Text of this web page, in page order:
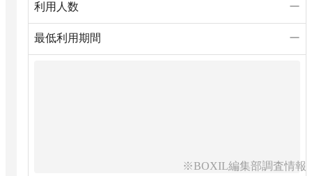
利用人数 ー
最低利用期間 ー
※BOXIL編集部調査情報